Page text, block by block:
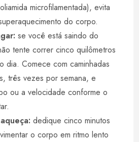
microfilamentada), evita
do corpo.
se você está saindo do
tente correr cinco quilômetros
dia. Comece com caminhadas
três vezes por semana, e
ou a velocidade conforme o
dedique cinco minutos
o corpo em ritmo lento